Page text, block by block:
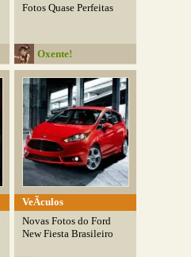
Fotos Quase Perfeitas
Oxente!
VeÃ­culos
Novas Fotos do Ford
New Fiesta Brasileiro